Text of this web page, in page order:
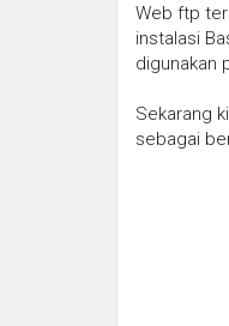
Web ftp
instalasi
digunakan
Sekarang
sebagai